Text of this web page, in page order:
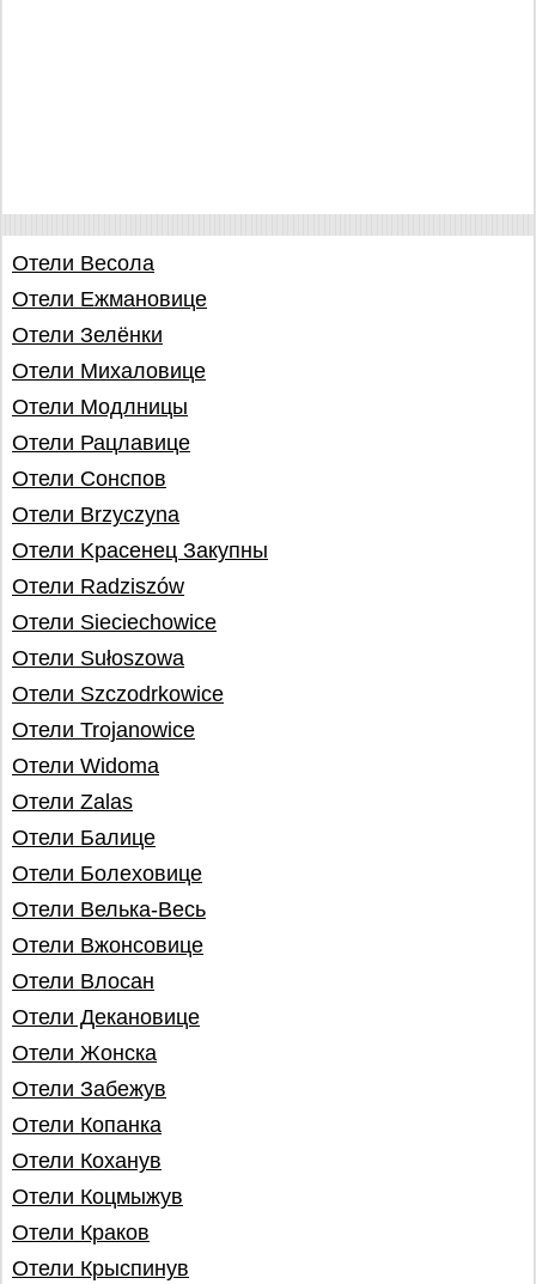
Отели Весола
Отели Ежмановице
Отели Зелёнки
Отели Михаловице
Отели Модлницы
Отели Рацлавице
Отели Сонспов
Отели Brzyczyna
Отели Kрaсeнeц Закупны
Отели Radziszów
Отели Sieciechowice
Отели Sułoszowa
Отели Szczodrkowice
Отели Trojanowice
Отели Widoma
Отели Zalas
Отели Балице
Отели Болеховице
Отели Велька-Весь
Отели Вжонсовице
Отели Влосан
Отели Декановице
Отели Жонска
Отели Забежув
Отели Копанка
Отели Коханув
Отели Коцмыжув
Отели Краков
Отели Крыспинув